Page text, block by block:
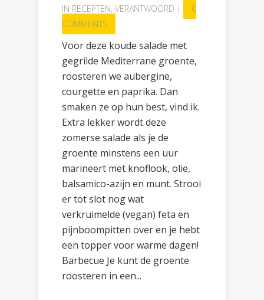
IN RECEPTEN, VERANTWOORD |
0
COMMENTS
Voor deze koude salade met
gegrilde Mediterrane groente,
roosteren we aubergine,
courgette en paprika. Dan
smaken ze op hun best, vind ik.
Extra lekker wordt deze
zomerse salade als je de
groente minstens een uur
marineert met knoflook, olie,
balsamico-azijn en munt. Strooi
er tot slot nog wat
verkruimelde (vegan) feta en
pijnboompitten over en je hebt
een topper voor warme dagen!
Barbecue Je kunt de groente
roosteren in een...